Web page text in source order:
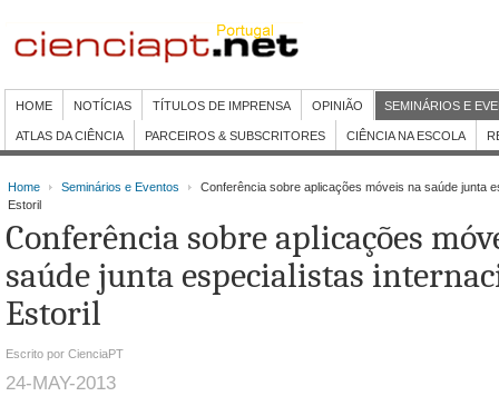
HOME NOTÍCIAS TÍTULOS DE IMPRENSA OPINIÃO SEMINÁRIOS E
ATLAS DA CIÊNCIA PARCEIROS & SUBSCRITORES CIÊNCIA NA ESCOLA
Home Seminários e Eventos
Conferência sobre aplicações móveis na saúde junta
Estoril
Conferência sobre aplicações
saúde junta especialistas
Estoril
Escrito por CienciaPT
24-MAY-2013